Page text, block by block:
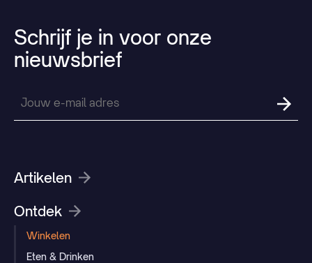
Schrijf je in voor onze
nieuwsbrief
Artikelen
Ontdek
Winkelen
Eten & Drinken